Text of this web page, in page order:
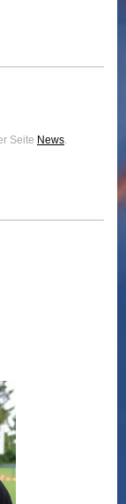
Seite News